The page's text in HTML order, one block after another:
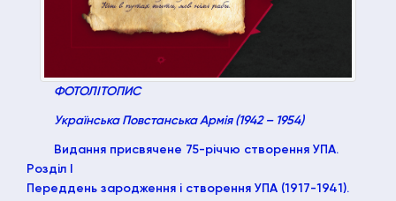
ФОТОЛІТОПИС
Українська Повстанська Армія (1942 – 1954)
Видання присвячене 75-річчю створення УПА.
Розділ І
Переддень зародження і створення УПА (1917-1941).